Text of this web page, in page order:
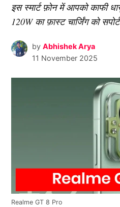
इस स्मार्ट फ़ोन में आपको काफी
120W का फ़ास्ट चार्जिंग को
by Abhishek Arya
11 November 2025
Realme GT 8 Pro